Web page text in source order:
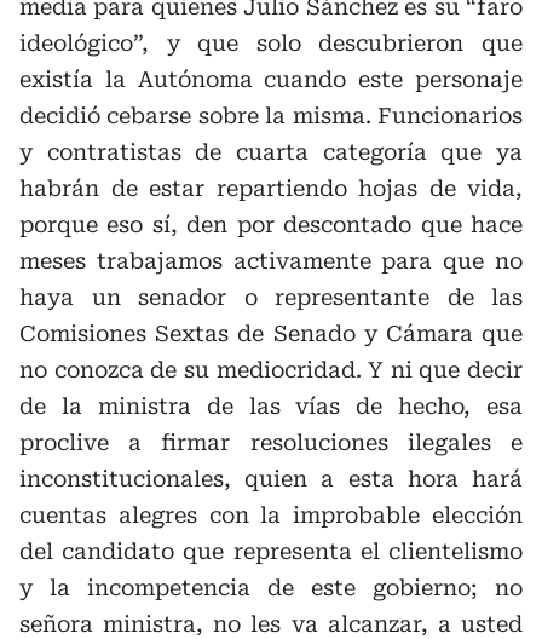
media para quienes Julio Sánchez es su “faro
ideológico”, y que solo descubrieron que
existía la Autónoma cuando este personaje
decidió cebarse sobre la misma. Funcionarios
y contratistas de cuarta categoría que ya
habrán de estar repartiendo hojas de vida,
porque eso sí, den por descontado que hace
meses trabajamos activamente para que no
haya un senador o representante de las
Comisiones Sextas de Senado y Cámara que
no conozca de su mediocridad. Y ni que decir
de la ministra de las vías de hecho, esa
proclive a firmar resoluciones ilegales e
inconstitucionales, quien a esta hora hará
cuentas alegres con la improbable elección
del candidato que representa el clientelismo
y la incompetencia de este gobierno; no
señora ministra, no les va alcanzar, a usted